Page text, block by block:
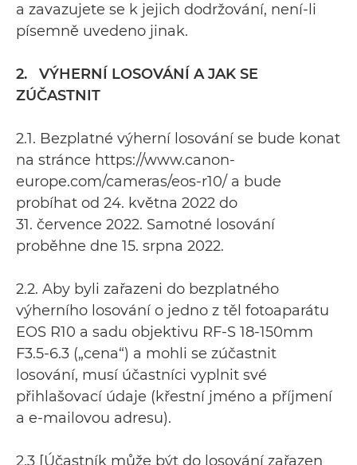
a zavazujete se k jejich dodržování, není-li
písemně uvedeno jinak.
2. VÝHERNÍ LOSOVÁNÍ A JAK SE
ZÚČASTNIT
2.1. Bezplatné výherní losování se bude konat
na stránce https://www.canon-
europe.com/cameras/eos-r10/ a bude
probíhat od 24. května 2022 do
31. července 2022. Samotné losování
proběhne dne 15. srpna 2022.
2.2. Aby byli zařazeni do bezplatného
výherního losování o jedno z těl fotoaparátu
EOS R10 a sadu objektivu RF-S 18-150mm
F3.5-6.3 („cena“) a mohli se zúčastnit
losování, musí účastníci vyplnit své
přihlašovací údaje (křestní jméno a příjmení
a e-mailovou adresu).
2.3 [Účastník může být do losování zařazen